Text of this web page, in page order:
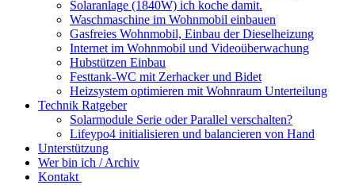
Solaranlage (1840W) ich koche damit.
Waschmaschine im Wohnmobil einbauen
Gasfreies Wohnmobil, Einbau der Dieselheizung
Internet im Wohnmobil und Videoüberwachung
Hubstützen Einbau
Festtank-WC mit Zerhacker und Bidet
Heizsystem optimieren mit Wohnraum Unterteilung
Technik Ratgeber
Solarmodule Serie oder Parallel verschalten?
Lifeypo4 initialisieren und balancieren von Hand
Unterstützung
Wer bin ich / Archiv
Kontakt